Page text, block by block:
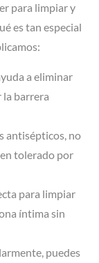
para limpiar y
es tan especial
a eliminar
la barrera
antisépticos, no
tolerado por
para limpiar
íntima sin
puedes